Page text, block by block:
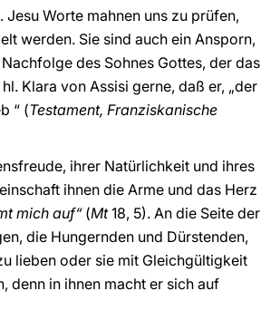
Worte mahnen uns zu prüfen,
werden. Sie sind auch ein Ansporn,
des Sohnes Gottes, der das
Klara von Assisi gerne, daß er, „der
“ (Testament, Franziskanische
ihrer Natürlichkeit und ihres
ihnen die Arme und das Herz
mich auf“(Mt18, 5). An die Seite der
die Hungernden und Dürstenden,
lieben oder sie mit Gleichgültigkeit
denn in ihnen macht er sich auf